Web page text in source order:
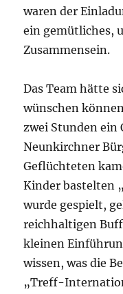
waren der
ein gemütliches,
Zusammensein.
Das Team hätte
wünschen
zwei Stunden ein
Neunkirchner
Geflüchteten
Kinder bastelten
wurde gespielt,
reichhaltigen
kleinen
wissen, was die
„Treff-